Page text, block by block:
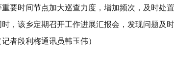
要时间节点加大巡查力度，增加频次，及时处
，该乡定期召开工作进展汇报会，发现问题及
者段利梅通讯员韩玉伟）